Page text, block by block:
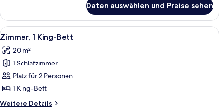
Zimmer,
1 King-
Bett
Daten auswählen und Preise sehen
Alle
Fotos
für
Zimmer,
1 King-
Bett
anzeigen
Ein ordentlich bezogenes Bett mit
4
Zimmer, 1 King-Bett
20 m²
1 Schlafzimmer
Platz für 2 Personen
1 King-Bett
Weitere Details
Weitere